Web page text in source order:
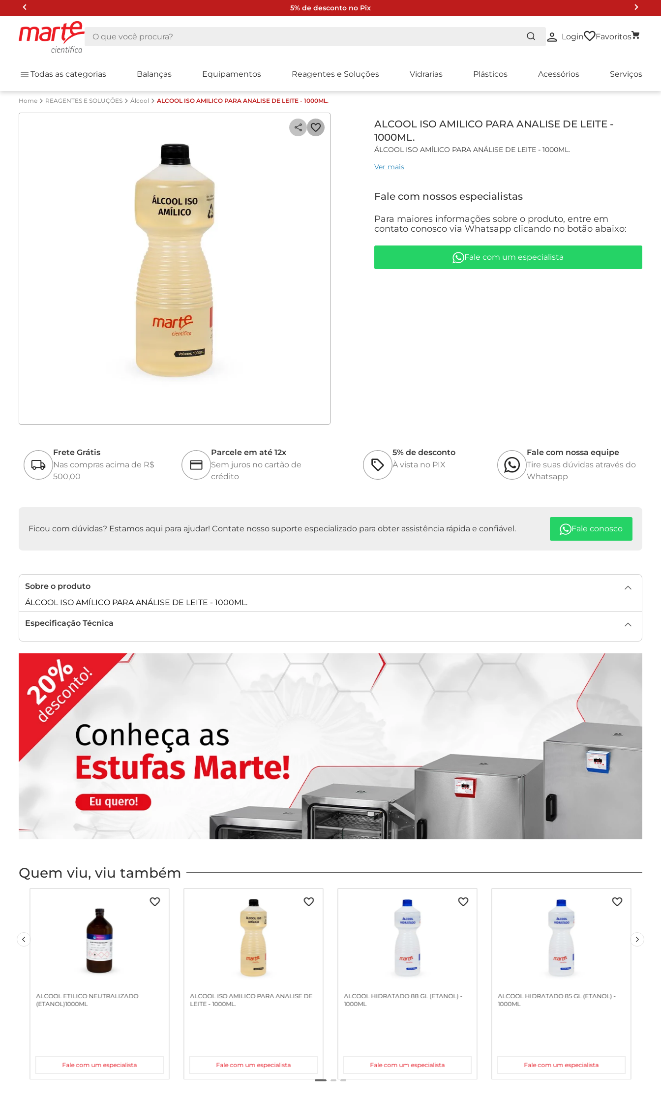
5% de desconto no Pix
O que você procura?
Login Favoritos
Todas as categorias Balanças Equipamentos Reagentes e Soluções Vidrarias Plásticos Acessórios Serviços
REAGENTES E SOLUÇÕES Álcool ALCOOL ISO AMILICO PARA ANALISE DE LEITE - 1000ML.
ALCOOL ISO AMILICO PARA ANALISE DE LEITE -
1000ML.
ÁLCOOL ISO AMÍLICO PARA ANÁLISE DE LEITE - 1000ML.
Ver mais
Fale com nossos especialistas
Para maiores informações sobre o produto, entre em
contato conosco via Whatsapp clicando no botão abaixo:
Fale com um especialista
Frete Grátis
Nas compras acima de R$
500,00
Parcele em até 12x
Sem juros no cartão de
crédito
5% de desconto
À vista no PIX
Fale com nossa equipe
Tire suas dúvidas através do
Whatsapp
Ficou com dúvidas? Estamos aqui para ajudar! Contate nosso suporte especializado para obter assistência rápida e confiável. Fale conosco
Sobre o produto
ÁLCOOL ISO AMÍLICO PARA ANÁLISE DE LEITE - 1000ML.
Especificação Técnica
Quem viu, viu também
ALCOOL ETILICO NEUTRALIZADO
(ETANOL)1000ML
Fale com um especialista
ALCOOL ISO AMILICO PARA ANALISE DE
LEITE - 1000ML.
Fale com um especialista
ALCOOL HIDRATADO 88 GL (ETANOL) -
1000ML
Fale com um especialista
ALCOOL HIDRATADO 85 GL (ETANOL) -
1000ML
Fale com um especialista